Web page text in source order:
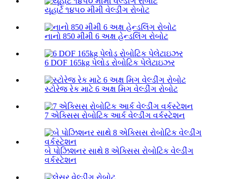
યૂહાર્ટ ૧૪૫૦ મીમી વેલ્ડીંગ રોબોટ
નાનો 850 મીમી 6 અક્ષ હેન્ડલિંગ રોબોટ
6 DOF 165kg પેલોડ રોબોટિક પેલેટાઇઝર
સ્ટોરેજ રેક માટે 6 અક્ષ મિગ વેલ્ડીંગ રોબોટ
7 એક્સિસ રોબોટિક આર્ક વેલ્ડીંગ વર્કસ્ટેશન
બે પોઝિશનર સાથે 8 એક્સિસ રોબોટિક વેલ્ડીંગ
વર્કસ્ટેશન